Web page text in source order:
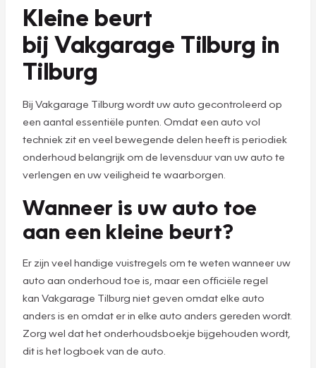
Kleine beurt
bij Vakgarage Tilburg in
Tilburg
Bij Vakgarage Tilburg wordt uw auto gecontroleerd op
een aantal essentiële punten. Omdat een auto vol
techniek zit en veel bewegende delen heeft is periodiek
onderhoud belangrijk om de levensduur van uw auto te
verlengen en uw veiligheid te waarborgen.
Wanneer is uw auto toe
aan een kleine beurt?
Er zijn veel handige vuistregels om te weten wanneer uw
auto aan onderhoud toe is, maar een officiële regel
kan Vakgarage Tilburg niet geven omdat elke auto
anders is en omdat er in elke auto anders gereden wordt.
Zorg wel dat het onderhoudsboekje bijgehouden wordt,
dit is het logboek van de auto.